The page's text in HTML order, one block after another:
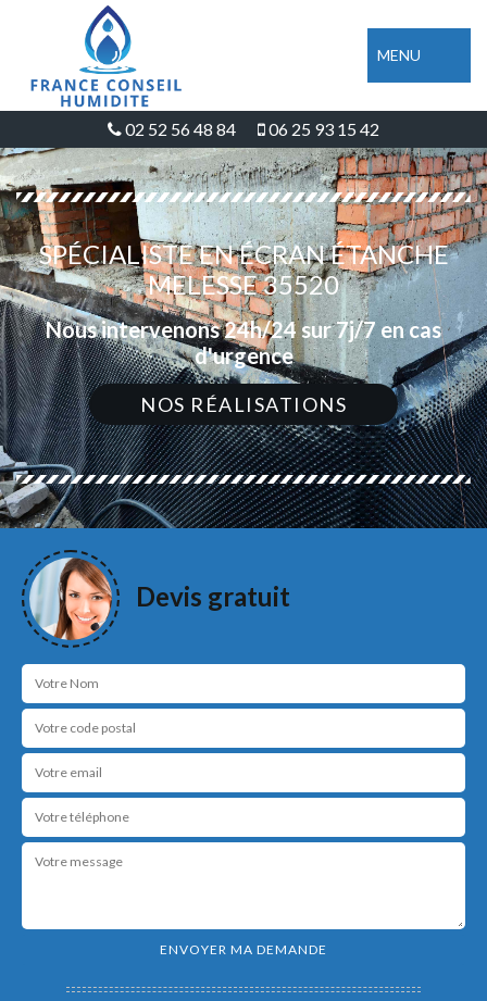
MENU
02 52 56 48 84 06 25 93 15 42
SPÉCIALISTE EN ÉCRAN ÉTANCHE
MELESSE 35520
Nous intervenons 24h/24 sur 7j/7 en cas
d'urgence
NOS RÉALISATIONS
Devis gratuit